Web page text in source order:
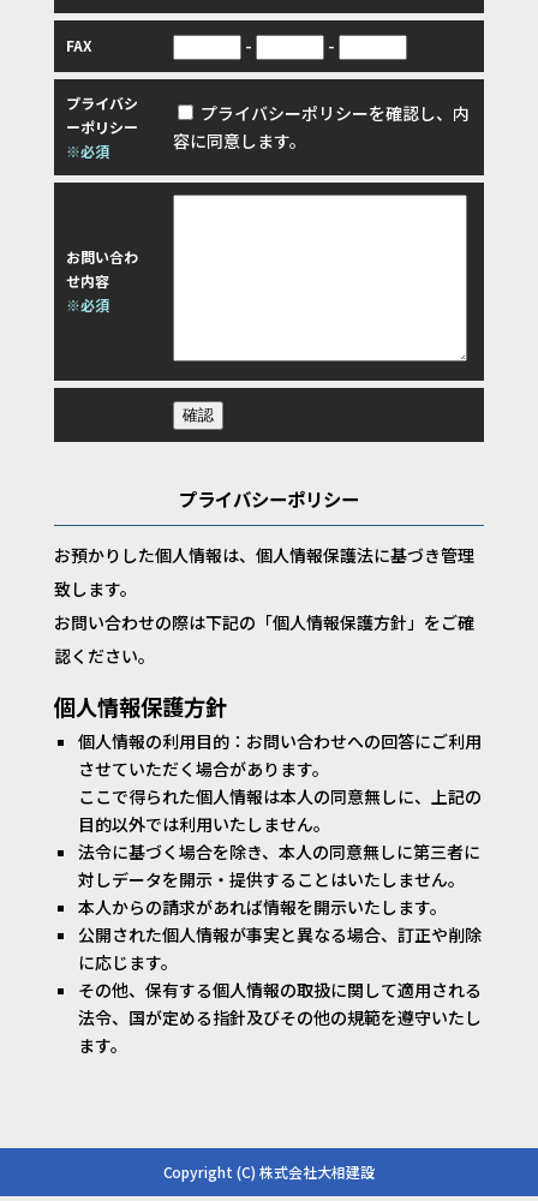
FAX - -
プライバシ
ーポリシー
※必須
プライバシーポリシーを確認し、内
容に同意します。
お問い合わ
せ内容
※必須
プライバシーポリシー
お預かりした個人情報は、個人情報保護法に基づき管理
致します。
お問い合わせの際は下記の「個人情報保護方針」をご確
認ください。
個人情報保護方針
個人情報の利用目的：お問い合わせへの回答にご利用
させていただく場合があります。
ここで得られた個人情報は本人の同意無しに、上記の
目的以外では利用いたしません。
法令に基づく場合を除き、本人の同意無しに第三者に
対しデータを開示・提供することはいたしません。
本人からの請求があれば情報を開示いたします。
公開された個人情報が事実と異なる場合、訂正や削除
に応じます。
その他、保有する個人情報の取扱に関して適用される
法令、国が定める指針及びその他の規範を遵守いたし
ます。
Copyright (C) 株式会社大相建設